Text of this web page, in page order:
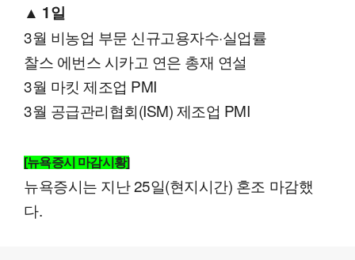
▲ 1일
3월 비농업 부문 신규고용자수·실업률
찰스 에번스 시카고 연은 총재 연설
3월 마킷 제조업 PMI
3월 공급관리협회(ISM) 제조업 PMI
[뉴욕증시 마감시황]
뉴욕증시는 지난 25일(현지시간) 혼조 마감했
다.